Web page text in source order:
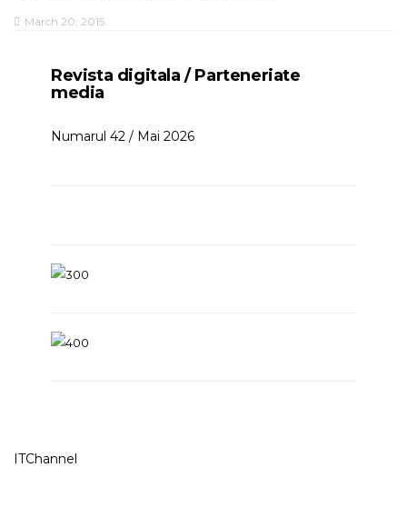
March 20, 2015
Revista digitala / Parteneriate
media
Numarul 42 / Mai 2026
ITChannel